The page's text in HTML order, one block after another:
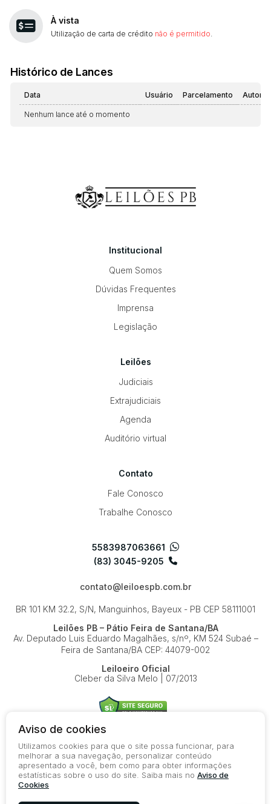
À vista
Utilização de carta de crédito não é permitido
Histórico de Lances
Data Usuário Parcelamento
Nenhum lance até o momento
Institucional
Quem Somos
Dúvidas Frequentes
Imprensa
Legislação
Leilões
Judiciais
Extrajudiciais
Agenda
Auditório virtual
Contato
Fale Conosco
Trabalhe Conosco
5583987063661
(83) 3045-9205
contato@leiloespb.com.br
BR 101 KM 32.2, S/N, Manguinhos, Bayeux - PB CEP 58111001
Leilões PB – Pátio Feira de Santana/BA
Av. Deputado Luis Eduardo Magalhães, s/nº, KM 524Subaé –
Feira de Santana/BA CEP: 44079-002
Leiloeiro Oficial
Cleber da Silva Melo | 07/2013
© 2026-present - Todos os direitos reservados
Política de Privacidade
Termos de Uso
Aviso de cookies
Utilizamos cookies para que o site possa funcionar, para
melhorar a sua navegação, personalizar conteúdo
apresentado a você, bem como para obter informações
estatísticas sobre o uso do site. Saiba mais no Aviso de
Cookies